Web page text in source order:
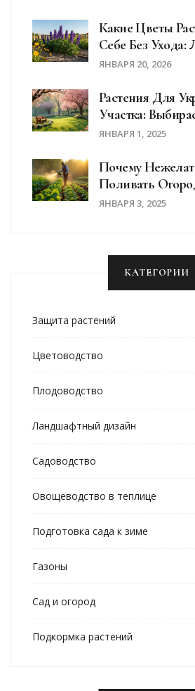
Какие Цветы
Себе Без Ухода:
Неприхотливые
ЯНВАРЯ 20, 2026
Растения Для
Участка:
Деревья
ЯНВАРЯ 1, 2025
Почему
Поливать
Советы
ЯНВАРЯ 3, 2025
КАТЕГОРИИ
Защита растений
Цветоводство
Плодоводство
Ландшафтный дизайн
Садоводство
Овощеводство в теплице
Подготовка сада к зиме
Газоны
Сад и огород
Подкормка растений